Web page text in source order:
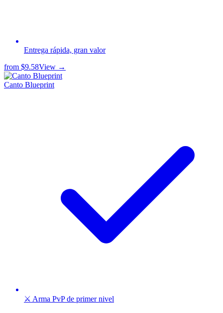
Entrega rápida, gran valor
from $9.58View →
Canto Blueprint
⚔️ Arma PvP de primer nivel